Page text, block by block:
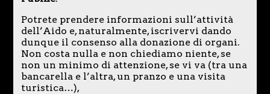
Potrete prendere informazioni sull’attività
dell’Aido e, naturalmente, iscrivervi dando
dunque il consenso alla donazione di organi.
Non costa nulla e non chiediamo niente, se
non un minimo di attenzione, se vi va (tra una
bancarella e l’altra, un pranzo e una visita
turistica…),